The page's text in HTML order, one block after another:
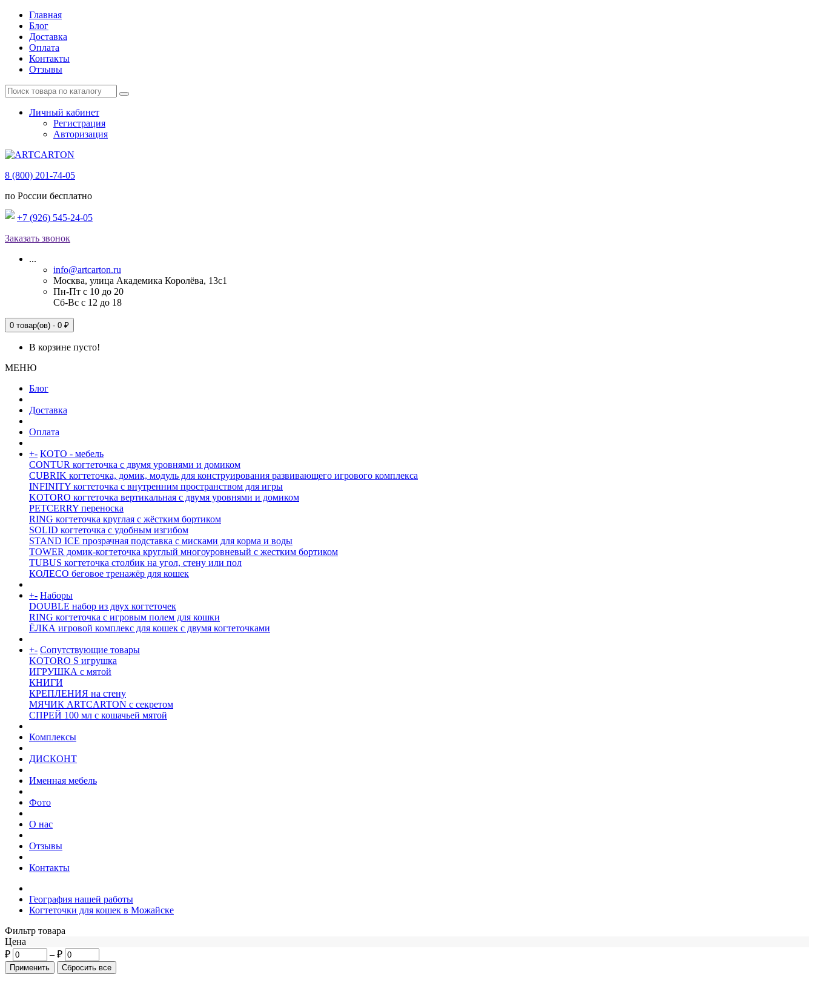
Главная
Блог
Доставка
Оплата
Контакты
Отзывы
Личный кабинет
Регистрация
Авторизация
8 (800) 201-74-05
по России бесплатно
+7 (926) 545-24-05
Заказать звонок
...
info@artcarton.ru
Москва, улица Академика Королёва, 13с1
Пн-Пт с 10 до 20
Сб-Вс с 12 до 18
0 товар(ов) - 0 ₽
В корзине пусто!
МЕНЮ
Блог
Доставка
Оплата
+- КОТО - мебель
CONTUR когтеточка с двумя уровнями и домиком
CUBRIK когтеточка, домик, модуль для конструирования развивающего игрового комплекса
INFINITY когтеточка с внутренним пространством для игры
KOTORO когтеточка вертикальная с двумя уровнями и домиком
PETCERRY переноска
RING когтеточка круглая с жёстким бортиком
SOLID когтеточка с удобным изгибом
STAND ICE прозрачная подставка с мисками для корма и воды
TOWER домик-когтеточка круглый многоуровневый с жестким бортиком
TUBUS когтеточка столбик на угол, стену или пол
КОЛЕСО беговое тренажёр для кошек
+- Наборы
DOUBLE набор из двух когтеточек
RING когтеточка c игровым полем для кошки
ЁЛКА игровой комплекс для кошек с двумя когтеточками
+- Сопутствующие товары
KOTORO S игрушка
ИГРУШКА с мятой
КНИГИ
КРЕПЛЕНИЯ на стену
МЯЧИК ARTCARTON с секретом
СПРЕЙ 100 мл с кошачьей мятой
Комплексы
ДИСКОНТ
Именная мебель
Фото
О нас
Отзывы
Контакты
География нашей работы
Когтеточки для кошек в Можайске
Фильтр товара
Цена
₽
– ₽